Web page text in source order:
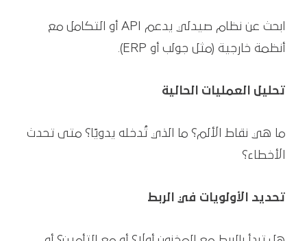
ابحث عن نظام صيدلي يدعم API أو التكامل مع
أنظمة خارجية (مثل جولب أو ERP).
تحليل العمليات الحالية
ما هي نقاط الألم؟ ما الذي تُدخله يدويًا؟ متى تحدث
الأخطاء؟
تحديد الأولويات في الربط